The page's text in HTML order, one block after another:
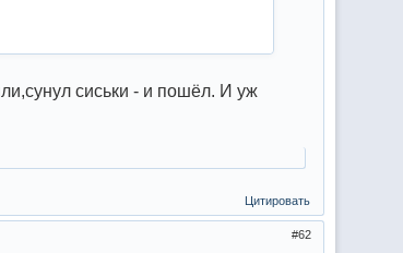
сиськи - и пошёл. И уж
Цитировать
62